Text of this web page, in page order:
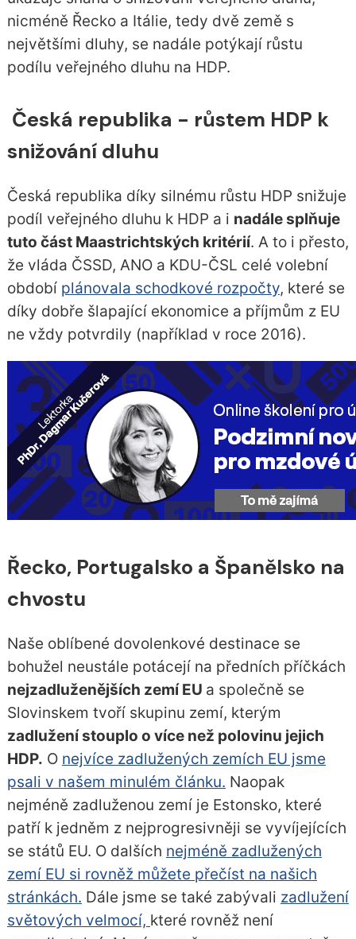
nicméně Řecko a Itálie, tedy dvě země s
největšími dluhy, se nadále potýkají růstu
podílu veřejného dluhu na HDP.
Česká republika - růstem HDP k
snižování dluhu
Česká republika díky silnému růstu HDP snižuje
podíl veřejného dluhu k HDP a i nadále splňuje
tuto část Maastrichtských kritérií. A to i přesto,
že vláda ČSSD, ANO a KDU-ČSL celé volební
období plánovala schodkové rozpočty, které se
díky dobře šlapající ekonomice a příjmům z EU
ne vždy potvrdily (například v roce 2016).
Řecko, Portugalsko a Španělsko na
chvostu
Naše oblíbené dovolenkové destinace se
bohužel neustále potácejí na předních příčkách
nejzadluženějších zemí EU a společně se
Slovinskem tvoří skupinu zemí, kterým
zadlužení stouplo o více než polovinu jejich
HDP. O nejvíce zadlužených zemích EU jsme
psali v našem minulém článku. Naopak
nejméně zadluženou zemí je Estonsko, které
patří k jedněm z nejprogresivněji se vyvíjejících
se států EU. O dalších nejméně zadlužených
zemí EU si rovněž můžete přečíst na našich
stránkách. Dále jsme se také zabývali zadlužení
světových velmocí, které rovněž není